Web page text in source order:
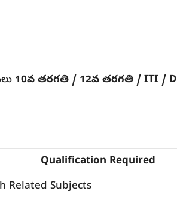
10వ తరగతి / 12వ తరగతి / ITI /
Qualification Required
Related Subjects